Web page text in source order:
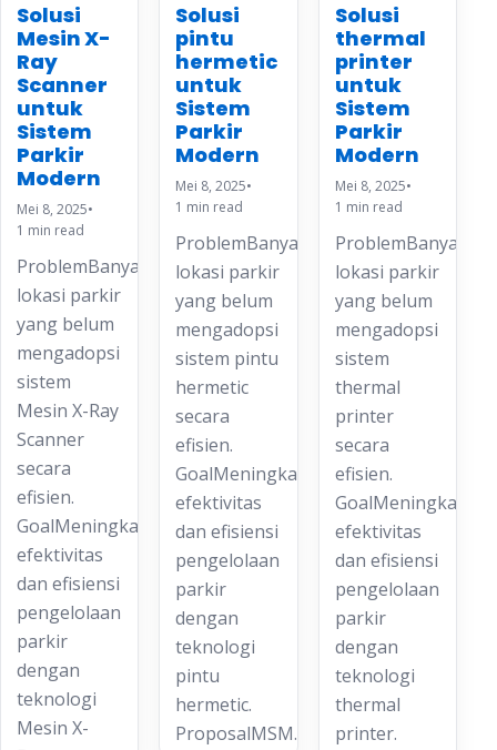
Solusi
Mesin X-
Ray
Scanner
untuk
Sistem
Parkir
Modern
Mei 8, 2025•
1 min read
ProblemBanyak
lokasi parkir
yang belum
mengadopsi
sistem
Mesin X-Ray
Scanner
secara
efisien.
GoalMeningkatkan
efektivitas
dan efisiensi
pengelolaan
parkir
dengan
teknologi
Mesin X-
Solusi
pintu
hermetic
untuk
Sistem
Parkir
Modern
Mei 8, 2025•
1 min read
ProblemBanyak
lokasi parkir
yang belum
mengadopsi
sistem pintu
hermetic
secara
efisien.
GoalMeningkatkan
efektivitas
dan efisiensi
pengelolaan
parkir
dengan
teknologi
pintu
hermetic.
ProposalMSM…
Solusi
thermal
printer
untuk
Sistem
Parkir
Modern
Mei 8, 2025•
1 min read
ProblemBanyak
lokasi parkir
yang belum
mengadopsi
sistem
thermal
printer
secara
efisien.
GoalMeningkatkan
efektivitas
dan efisiensi
pengelolaan
parkir
dengan
teknologi
thermal
printer.